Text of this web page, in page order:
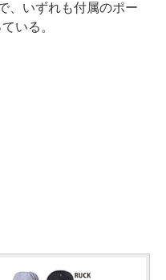
、いずれも付属のポー
いる。